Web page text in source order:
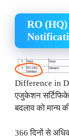
RO
Difference in
एजुकेशन
बदलाव को मान्य
366 दिनों से